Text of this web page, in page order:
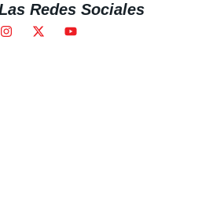
Redes Sociales